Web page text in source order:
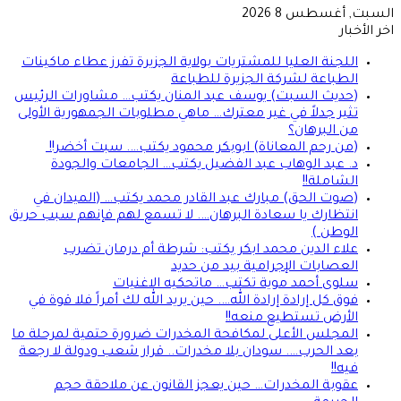
السبت, أغسطس 8 2026
اخر الأخبار
اللجنة العليا للمشتريات بولاية الجزيرة تفرز عطاء ماكينات
الطباعة لشركة الجزيرة للطباعة
(حديث السبت) يوسف عبد المنان يكتب… مشاورات الرئيس
تثير جدلاً في غير معترك… ماهي مطلوبات الجمهورية الأولى
من البرهان؟
(من رحم المعاناة) ابوبكر محمود يكتب…. سبت أخضر!!
د. عبد الوهاب عبد الفضيل يكتب… الجامعات والجودة
الشاملة!!
(صوت الحق) مبارك عبد القادر محمد يكتب… (الميدان في
انتظارك يا سعادة البرهان…. لا تسمع لهم فإنهم سبب حريق
الوطن )
علاء الدين محمد ابكر يكتب: شرطة أم درمان تضرب
العصابات الإجرامية بيد من حديد
سلوى أحمد موية تكتب… ماتحكيه الاغنيات
فوق كل إرادة إرادة الله…. حين يريد الله لك أمراً فلا قوة في
الأرض تستطيع منعه!!
المجلس الأعلى لمكافحة المخدرات ضرورة حتمية لمرحلة ما
بعد الحرب…. سودان بلا مخدرات.. قرار شعب ودولة لا رجعة
فيه!!
عقوبة المخدرات… حين يعجز القانون عن ملاحقة حجم